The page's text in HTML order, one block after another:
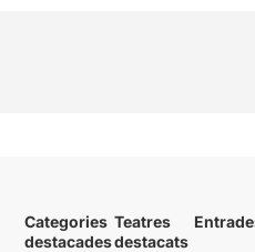
Categories
destacades
Teatres
destacats